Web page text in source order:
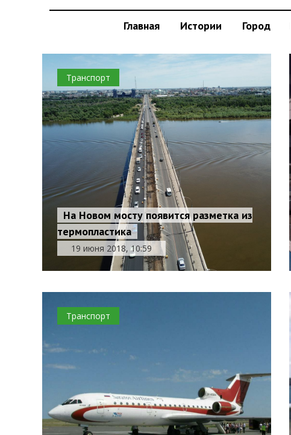
Главная Истории Город
Транспорт
На Новом мосту появится разметка из
термопластика
19 июня 2018, 10:59
Транспорт